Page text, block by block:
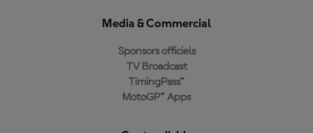
Media & Commercial
Sponsors officiels
TV Broadcast
TimingPass™
MotoGP™ Apps